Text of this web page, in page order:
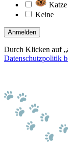
Katze
Keine
Anmelden
Durch Klicken auf
Datenschutzpolitik